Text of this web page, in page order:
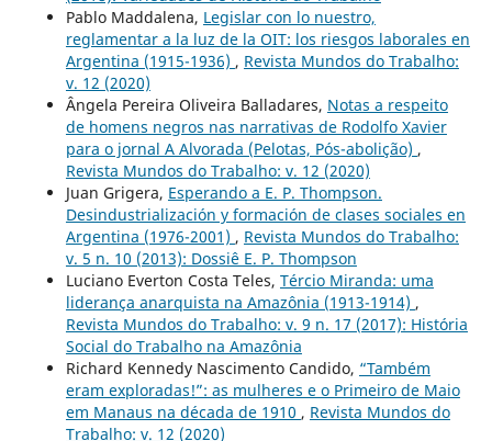
Pablo Maddalena, Legislar con lo nuestro,
reglamentar a la luz de la OIT: los riesgos laborales en
Argentina (1915-1936) , Revista Mundos do Trabalho:
v. 12 (2020)
Ângela Pereira Oliveira Balladares, Notas a respeito
de homens negros nas narrativas de Rodolfo Xavier
para o jornal A Alvorada (Pelotas, Pós-abolição) ,
Revista Mundos do Trabalho: v. 12 (2020)
Juan Grigera, Esperando a E. P. Thompson.
Desindustrialización y formación de clases sociales en
Argentina (1976-2001) , Revista Mundos do Trabalho:
v. 5 n. 10 (2013): Dossiê E. P. Thompson
Luciano Everton Costa Teles, Tércio Miranda: uma
liderança anarquista na Amazônia (1913-1914) ,
Revista Mundos do Trabalho: v. 9 n. 17 (2017): História
Social do Trabalho na Amazônia
Richard Kennedy Nascimento Candido, “Também
eram exploradas!”: as mulheres e o Primeiro de Maio
em Manaus na década de 1910 , Revista Mundos do
Trabalho: v. 12 (2020)